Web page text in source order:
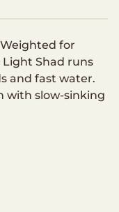
for
Shad runs
and fast water.
with slow-sinking